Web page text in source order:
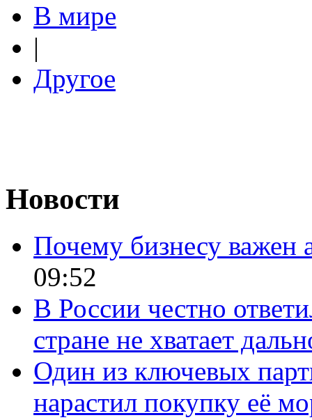
В мире
|
Другое
Новости
Почему бизнесу важен
09:52
В России честно
стране не хватает
Один из ключевых
нарастил покупку её